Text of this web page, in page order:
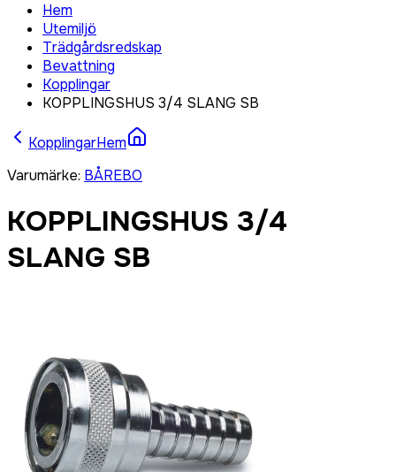
Hem
Utemiljö
Trädgårdsredskap
Bevattning
Kopplingar
KOPPLINGSHUS 3/4 SLANG SB
KopplingarHem
Varumärke: BÅREBO
KOPPLINGSHUS 3/4
SLANG SB